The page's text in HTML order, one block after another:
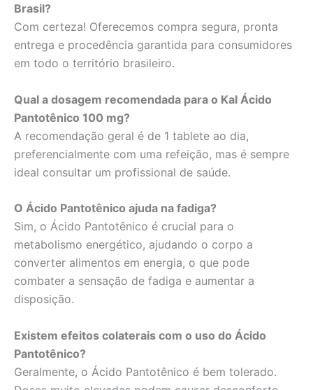
Brasil?
Com certeza! Oferecemos compra segura, pronta
entrega e procedência garantida para consumidores
em todo o território brasileiro.
Qual a dosagem recomendada para o Kal Ácido
Pantotênico 100 mg?
A recomendação geral é de 1 tablete ao dia,
preferencialmente com uma refeição, mas é sempre
ideal consultar um profissional de saúde.
O Ácido Pantotênico ajuda na fadiga?
Sim, o Ácido Pantotênico é crucial para o
metabolismo energético, ajudando o corpo a
converter alimentos em energia, o que pode
combater a sensação de fadiga e aumentar a
disposição.
Existem efeitos colaterais com o uso do Ácido
Pantotênico?
Geralmente, o Ácido Pantotênico é bem tolerado.